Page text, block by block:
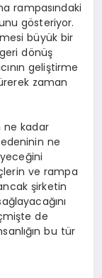
rampasındaki
gösteriyor.
büyük bir
dönüş
geliştirme
zaman
ne kadar
ne
ve rampa
şirketin
de
bu tür